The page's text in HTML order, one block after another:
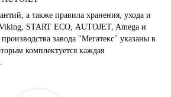
а также правила хранения, ухода и
START ECO, AUTOJET, Amega и
завода "Мегатекс" указаны в
комплектуется каждая